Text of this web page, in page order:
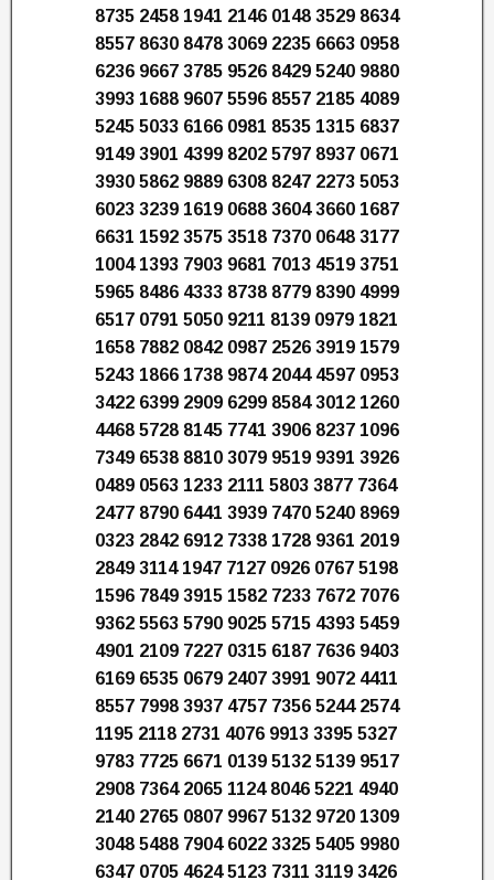
8735 2458 1941 2146 0148 3529 8634
8557 8630 8478 3069 2235 6663 0958
6236 9667 3785 9526 8429 5240 9880
3993 1688 9607 5596 8557 2185 4089
5245 5033 6166 0981 8535 1315 6837
9149 3901 4399 8202 5797 8937 0671
3930 5862 9889 6308 8247 2273 5053
6023 3239 1619 0688 3604 3660 1687
6631 1592 3575 3518 7370 0648 3177
1004 1393 7903 9681 7013 4519 3751
5965 8486 4333 8738 8779 8390 4999
6517 0791 5050 9211 8139 0979 1821
1658 7882 0842 0987 2526 3919 1579
5243 1866 1738 9874 2044 4597 0953
3422 6399 2909 6299 8584 3012 1260
4468 5728 8145 7741 3906 8237 1096
7349 6538 8810 3079 9519 9391 3926
0489 0563 1233 2111 5803 3877 7364
2477 8790 6441 3939 7470 5240 8969
0323 2842 6912 7338 1728 9361 2019
2849 3114 1947 7127 0926 0767 5198
1596 7849 3915 1582 7233 7672 7076
9362 5563 5790 9025 5715 4393 5459
4901 2109 7227 0315 6187 7636 9403
6169 6535 0679 2407 3991 9072 4411
8557 7998 3937 4757 7356 5244 2574
1195 2118 2731 4076 9913 3395 5327
9783 7725 6671 0139 5132 5139 9517
2908 7364 2065 1124 8046 5221 4940
2140 2765 0807 9967 5132 9720 1309
3048 5488 7904 6022 3325 5405 9980
6347 0705 4624 5123 7311 3119 3426